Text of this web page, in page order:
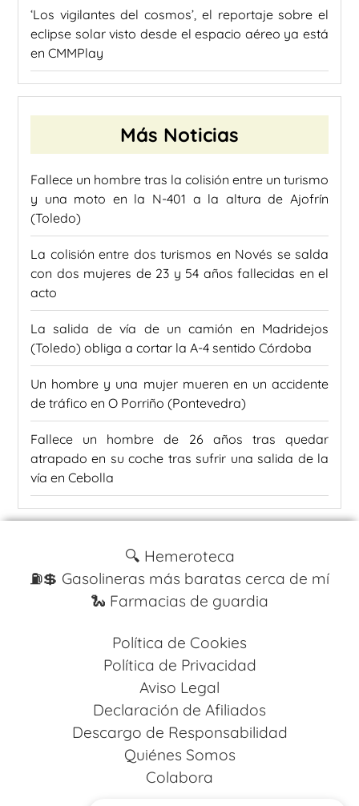
‘Los vigilantes del cosmos’, el reportaje sobre el
eclipse solar visto desde el espacio aéreo ya está
en CMMPlay
Más Noticias
Fallece un hombre tras la colisión entre un turismo
y una moto en la N-401 a la altura de Ajofrín
(Toledo)
La colisión entre dos turismos en Novés se salda
con dos mujeres de 23 y 54 años fallecidas en el
acto
La salida de vía de un camión en Madridejos
(Toledo) obliga a cortar la A-4 sentido Córdoba
Un hombre y una mujer mueren en un accidente
de tráfico en O Porriño (Pontevedra)
Fallece un hombre de 26 años tras quedar
atrapado en su coche tras sufrir una salida de la
vía en Cebolla
🔍 Hemeroteca
⛽️💲 Gasolineras más baratas cerca de mí
🐍 Farmacias de guardia
Política de Cookies
Política de Privacidad
Aviso Legal
Declaración de Afiliados
Descargo de Responsabilidad
Quiénes Somos
Colabora